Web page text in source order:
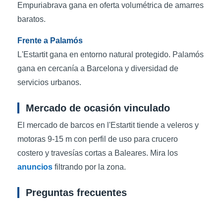
Empuriabrava gana en oferta volumétrica de amarres
baratos.
Frente a Palamós
L'Estartit gana en entorno natural protegido. Palamós
gana en cercanía a Barcelona y diversidad de
servicios urbanos.
Mercado de ocasión vinculado
El mercado de barcos en l'Estartit tiende a veleros y
motoras 9-15 m con perfil de uso para crucero
costero y travesías cortas a Baleares. Mira los
anuncios filtrando por la zona.
Preguntas frecuentes